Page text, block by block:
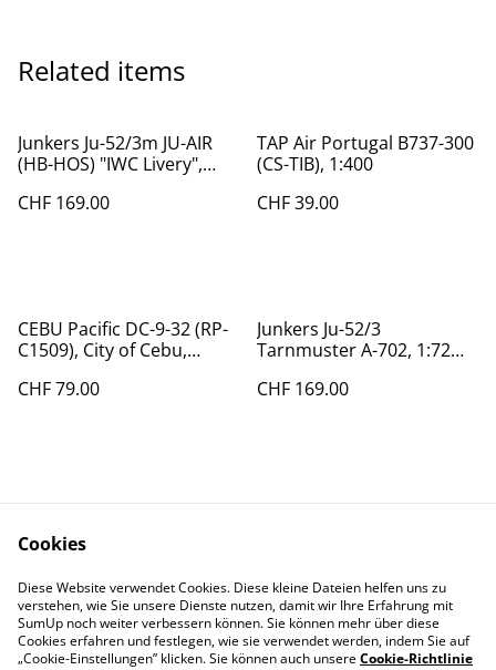
Related items
Junkers Ju-52/3m JU-AIR
(HB-HOS) "IWC Livery",
CHF 169.00
TAP Air Portugal B737-300
(CS-TIB), 1:400
CHF 39.00
CEBU Pacific DC-9-32 (RP-
C1509), City of Cebu,
CHF 79.00
Junkers Ju-52/3
Tarnmuster A-702, 1:72
CHF 169.00
Contact Us
Legal Terms
Privacy Policy
Cookie Policy
Cookies
Diese Website verwendet Cookies. Diese kleine Dateien helfen uns zu
verstehen, wie Sie unsere Dienste nutzen, damit wir Ihre Erfahrung mit
SumUp noch weiter verbessern können. Sie können mehr über diese
Cookies erfahren und festlegen, wie sie verwendet werden, indem Sie auf
„Cookie-Einstellungen” klicken. Sie können auch unsereCookie-Richtlinie